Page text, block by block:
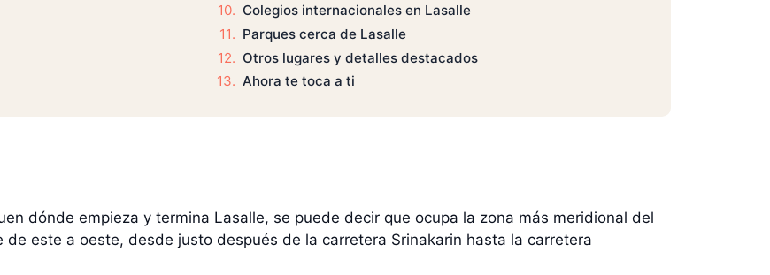
Colegios internacionales en Lasalle
Parques cerca de Lasalle
Otros lugares y detalles destacados
Ahora te toca a ti
dónde empieza y termina Lasalle, se puede decir que ocupa la zona más meridional del
este a oeste, desde justo después de la carretera Srinakarin hasta la carretera